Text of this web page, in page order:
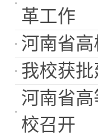
革工作
河南省
我校获
河南省
校召开